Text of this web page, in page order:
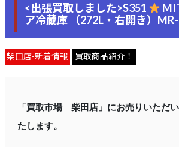
<出張買取しました>S351
ア冷蔵庫 （272L・右開き）
柴田店-新着情報 買取商品紹介！
「買取市場 柴田店」にお売りいただ
たします。